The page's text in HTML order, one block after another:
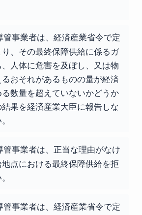
管事業者は、経済産業省令で定
、その最終保障供給に係るガ
人体に危害を及ぼし、又は物
おそれがあるものの量が経済
数量を超えていないかどうか
果を経済産業大臣に報告しな
管事業者は、正当な理由がなけ
点における最終保障供給を拒
管事業者は、経済産業省令で定